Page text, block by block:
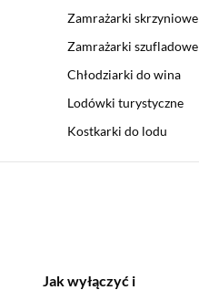
Zamrażarki skrzyniowe
Zamrażarki szufladowe
Chłodziarki do wina
Lodówki turystyczne
Kostkarki do lodu
Jak wyłączyć i